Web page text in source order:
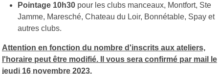
Pointage 10h30 pour les clubs manceaux, Montfort, Ste
Jamme, Maresché, Chateau du Loir, Bonnétable, Spay et
autres clubs.
Attention en fonction du nombre d'inscrits aux ateliers,
l'horaire peut être modifié. Il vous sera confirmé par mail le
jeudi 16 novembre 2023.